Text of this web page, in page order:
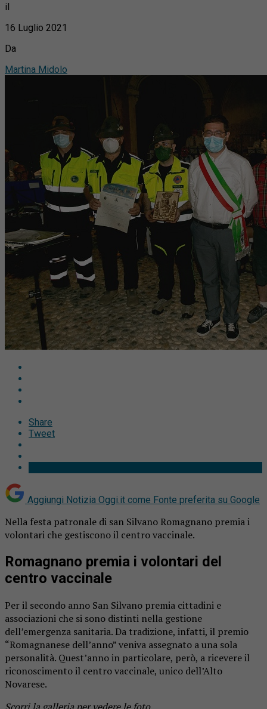
il
16 Luglio 2021
Da
Martina Midolo
Share
Tweet
Aggiungi Notizia Oggi.it come Fonte preferita su Google
Nella festa patronale di san Silvano Romagnano premia i
volontari che gestiscono il centro vaccinale.
Romagnano premia i volontari del
centro vaccinale
Per il secondo anno San Silvano premia cittadini e
associazioni che si sono distinti nella gestione
dell’emergenza sanitaria. Da tradizione, infatti, il premio
“Romagnanese dell’anno” veniva assegnato a una sola
personalità. Quest’anno in particolare, però, a ricevere il
riconoscimento il centro vaccinale, unico dell’Alto
Novarese.